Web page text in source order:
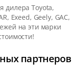
дилера Toyota,
Exeed, Geely, GAC,
на эти марки
партнеров